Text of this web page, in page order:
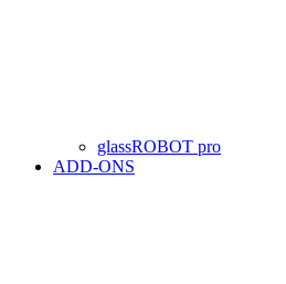
glassROBOT pro
ADD-ONS